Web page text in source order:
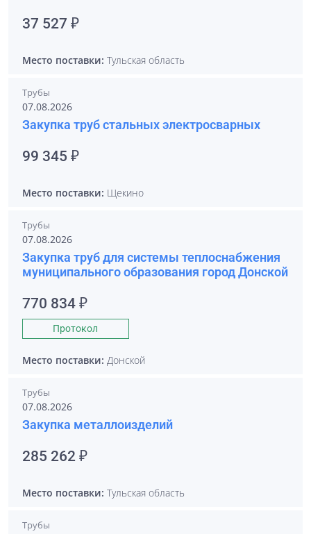
37 527 ₽
Место поставки: Тульская область
Трубы
07.08.2026
Закупка труб стальных электросварных
99 345 ₽
Место поставки: Щекино
Трубы
07.08.2026
Закупка труб для системы теплоснабжения
муниципального образования город Донской
770 834 ₽
Протокол
Место поставки: Донской
Трубы
07.08.2026
Закупка металлоизделий
285 262 ₽
Место поставки: Тульская область
Трубы